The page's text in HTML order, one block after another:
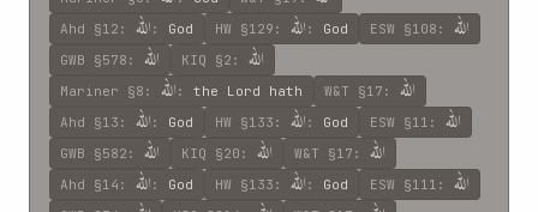
Ahd §12 : اللّه : God HW §129 : اللّه : God ESW §108 : اللّه
GWB §578 : اللّه KIQ §2 : اللّه
Mariner §8 : اللّه : the Lord hath W&T §17 : اللّه
Ahd §13 : اللّه : God HW §133 : اللّه : God ESW §11 : اللّه
GWB §582 : اللّه KIQ §20 : اللّه W&T §17 : اللّه
Ahd §14 : اللّه : God HW §133 : اللّه : God ESW §111 : اللّه